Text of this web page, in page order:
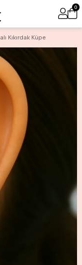
0
Kıkırdak Küpe